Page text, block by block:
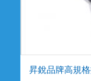
昇銳品牌高規